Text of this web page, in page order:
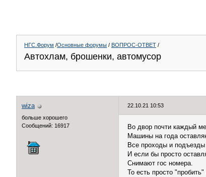
НГС.Форум /Основные форумы / ВОПРОС-ОТВЕТ /
Автохлам, брошенки, автомусор
wiza
больше хорошего
Сообщений: 16917
22.10.21 10:53
Во двор почти каждый
Машины на года
Все проходы и подъезды
И если бы просто
Снимают гос номера.
То есть просто